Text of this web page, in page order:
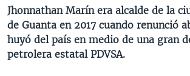
LAS CLAVES
PANORAMA
BUENOS DÍAS AMÉRICA
ESTADOS UNIDOS AL DÍA
EL MUNDO AL DÍA [RADIO]
Learning English
SÍGANOS
Jhonnathan Marín era alcalde de la
de Guanta en 2017 cuando renunció
huyó del país en medio de una gran
petrolera estatal PDVSA.